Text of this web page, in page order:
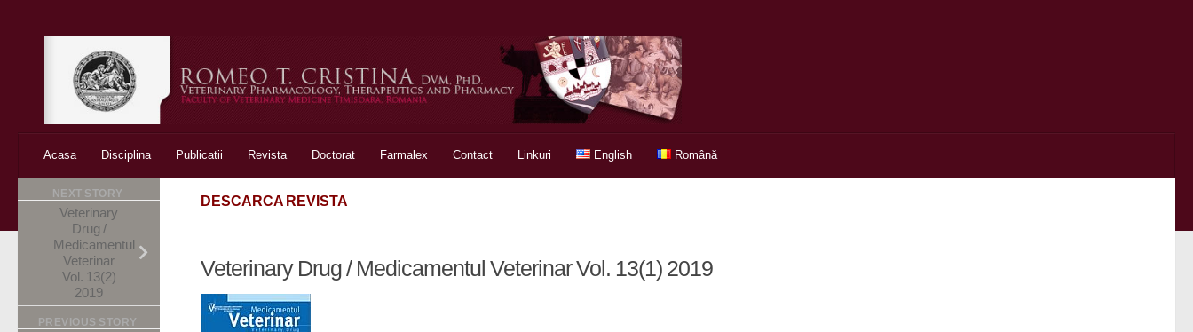
Acasa Disciplina Publicatii Revista Doctorat Farmalex Contact Linkuri English Română
DESCARCA REVISTA
Veterinary Drug / Medicamentul Veterinar Vol. 13(1) 2019
NEXT STORY
Veterinary
Drug /
Medicamentul
Veterinar
Vol. 13(2)
2019
PREVIOUS STORY